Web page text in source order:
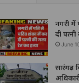
नगरी में
दी
June
सारंगढ़